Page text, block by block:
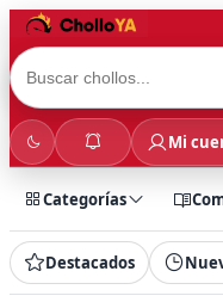
Mi
Categorías
Destacados